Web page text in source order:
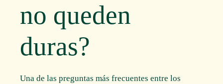
no queden
duras?
Una de las preguntas más frecuentes entre los